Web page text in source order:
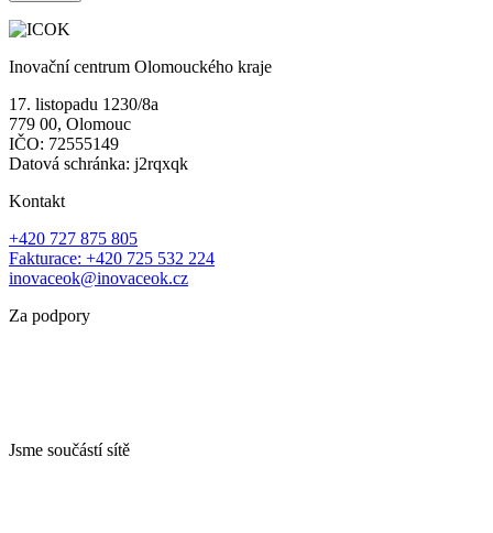
Inovační centrum Olomouckého kraje
17. listopadu 1230/8a
779 00, Olomouc
IČO: 72555149
Datová schránka: j2rqxqk
Kontakt
+420 727 875 805
Fakturace: +420 725 532 224
inovaceok@inovaceok.cz
Za podpory
Jsme součástí sítě